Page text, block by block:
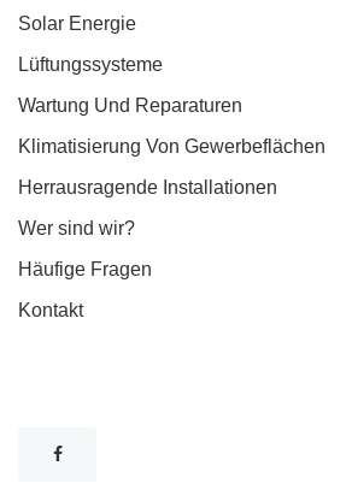
Solar Energie
Lüftungssysteme
Wartung Und Reparaturen
Klimatisierung Von Gewerbeflächen
Herrausragende Installationen
Wer sind wir?
Häufige Fragen
Kontakt